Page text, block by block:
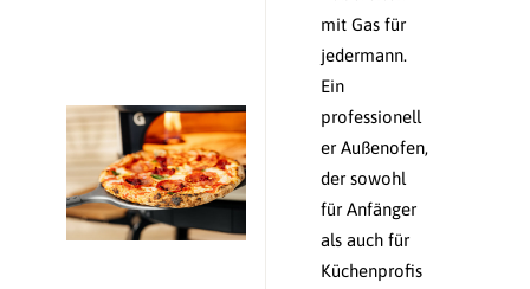
mit Gas für
jedermann.
Ein
professionell
er Außenofen,
der sowohl
für Anfänger
als auch für
Küchenprofis